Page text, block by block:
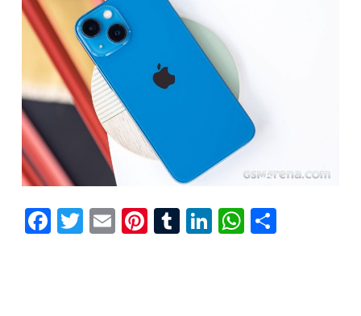
Facebook
Twitter
EmailPinterest
Tumblr
LinkedIn